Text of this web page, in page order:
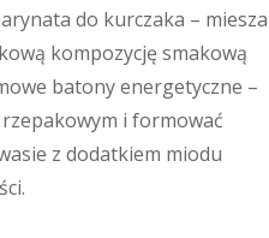
do kurczaka –
kompozycję smakową
batony energetyczne –
rzepakowym i formować
z dodatkiem miodu